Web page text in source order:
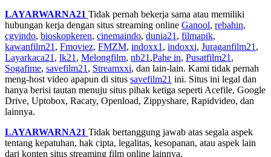
LAYARWARNA21 Tidak pernah bekerja sama atau memiliki
hubungan kerja dengan situs streaming online Ganool, rebahin,
cgvindo, bioskopkeren, cinemaindo, dunia21 , filmapik,
kawanfilm21 , Fmoviez, FMZM, indoxx1 , indoxxi, Juraganfilm21 ,
Layarkaca21 , lk21 , Melongfilm, nb21 ,Pahe in, Pusatfilm21 ,
Sogafime, savefilm21 , Streamxxi, dan lain-lain. Kami tidak pernah
meng-host video apapun di situs savefilm21 ini. Situs ini legal dan
hanya berisi tautan menuju situs pihak ketiga seperti Acefile, Google
Drive, Uptobox, Racaty, Openload, Zippyshare, Rapidvideo, dan
lainnya.
LAYARWARNA21 Tidak bertanggung jawab atas segala aspek
tentang kepatuhan, hak cipta, legalitas, kesopanan, atau aspek lain
dari konten situs streaming film online lainnya.